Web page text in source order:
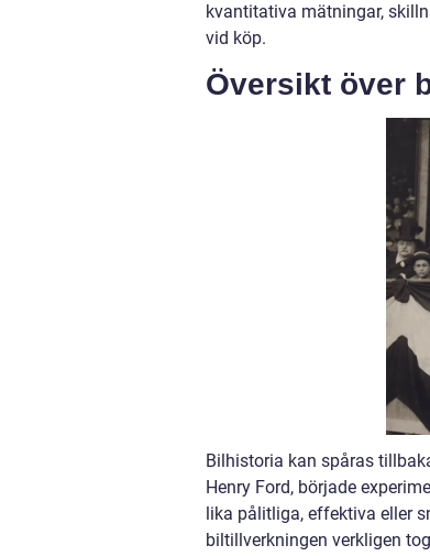
kvantitativa mätningar,
vid köp.
Översikt över
Bilhistoria kan spåras
Henry Ford, började
lika pålitliga, effektiva eller
biltillverkningen verkligen